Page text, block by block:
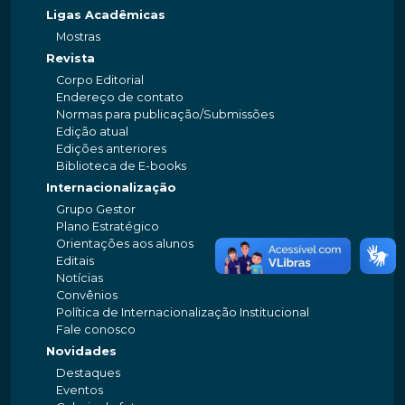
Ligas Acadêmicas
Mostras
Revista
Corpo Editorial
Endereço de contato
Normas para publicação/Submissões
Edição atual
Edições anteriores
Biblioteca de E-books
Internacionalização
Grupo Gestor
Plano Estratégico
Orientações aos alunos
Editais
Notícias
Convênios
Política de Internacionalização Institucional
Fale conosco
Novidades
Destaques
Eventos